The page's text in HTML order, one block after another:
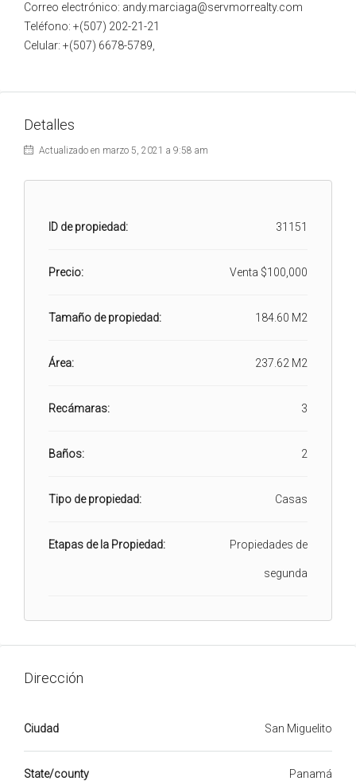
Correo electrónico: andy.marciaga@servmorrealty.com
Teléfono: +(507) 202-21-21
Celular: +(507) 6678-5789,
Detalles
Actualizado en marzo 5, 2021 a 9:58 am
ID de propiedad: 31151
Precio: Venta $100,000
Tamaño de propiedad: 184.60 M2
Área: 237.62 M2
Recámaras: 3
Baños: 2
Tipo de propiedad: Casas
Etapas de la Propiedad: Propiedades de
segunda
Dirección
Ciudad San Miguelito
State/county Panamá